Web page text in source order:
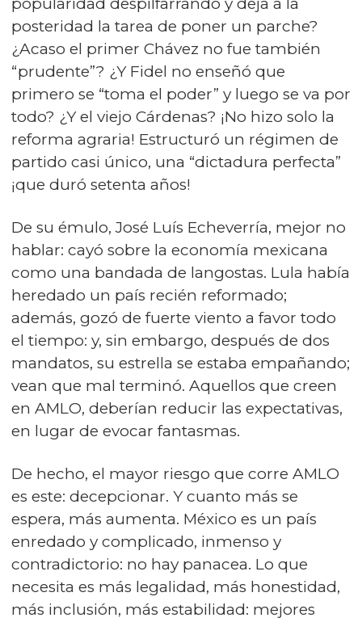
posteridad la tarea de poner un parche?
¿Acaso el primer Chávez no fue también
“prudente”? ¿Y Fidel no enseñó que
primero se “toma el poder” y luego se va por
todo? ¿Y el viejo Cárdenas? ¡No hizo solo la
reforma agraria! Estructuró un régimen de
partido casi único, una “dictadura perfecta”
¡que duró setenta años!
De su émulo, José Luís Echeverría, mejor no
hablar: cayó sobre la economía mexicana
como una bandada de langostas. Lula había
heredado un país recién reformado;
además, gozó de fuerte viento a favor todo
el tiempo: y, sin embargo, después de dos
mandatos, su estrella se estaba empañando;
vean que mal terminó. Aquellos que creen
en AMLO, deberían reducir las expectativas,
en lugar de evocar fantasmas.
De hecho, el mayor riesgo que corre AMLO
es este: decepcionar. Y cuanto más se
espera, más aumenta. México es un país
enredado y complicado, inmenso y
contradictorio: no hay panacea. Lo que
necesita es más legalidad, más honestidad,
más inclusión, más estabilidad: mejores